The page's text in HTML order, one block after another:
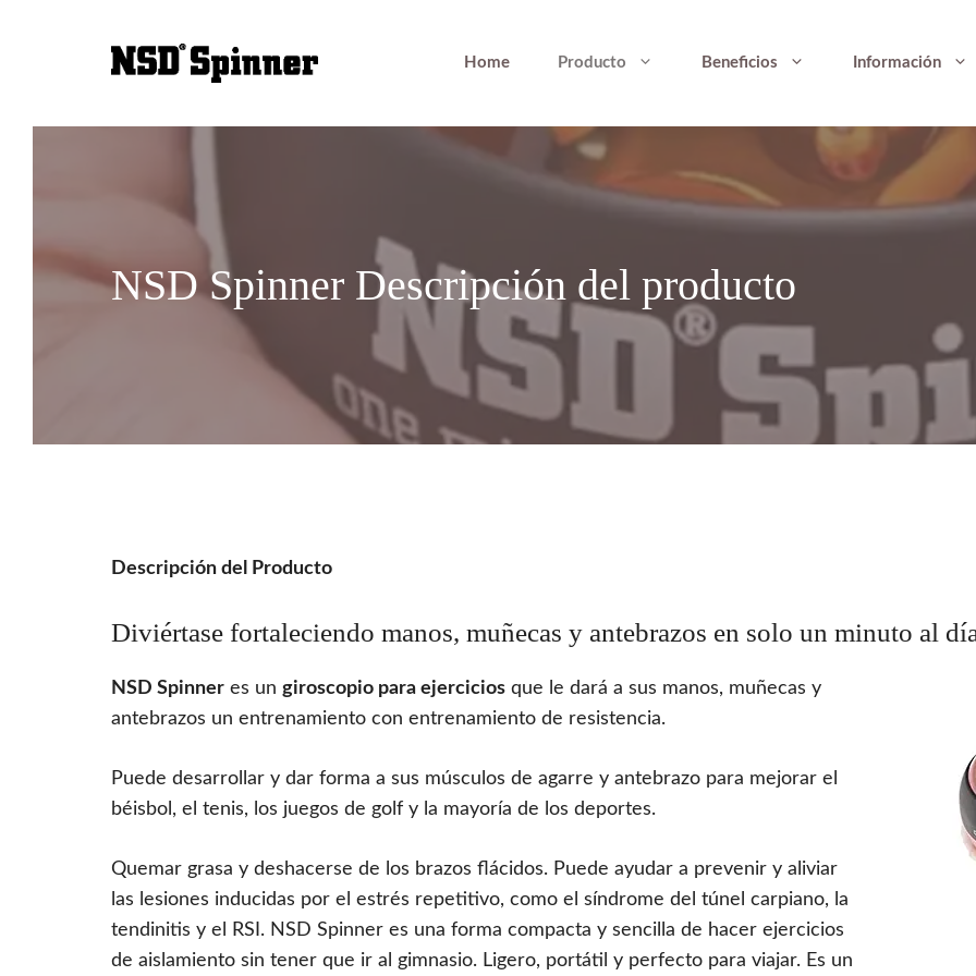
Home Producto Beneficios Información
NSD Spinner Descripción del producto
Descripción del Producto
Diviértase fortaleciendo manos, muñecas y antebrazos en solo un minuto al
NSD Spinner es un giroscopio para ejercicios que le dará a sus manos, muñecas y
antebrazos un entrenamiento con entrenamiento de resistencia.
Puede desarrollar y dar forma a sus músculos de agarre y antebrazo para mejorar el
béisbol, el tenis, los juegos de golf y la mayoría de los deportes.
Quemar grasa y deshacerse de los brazos flácidos. Puede ayudar a prevenir y aliviar
las lesiones inducidas por el estrés repetitivo, como el síndrome del túnel carpiano, la
tendinitis y el RSI. NSD Spinner es una forma compacta y sencilla de hacer ejercicios
de aislamiento sin tener que ir al gimnasio. Ligero, portátil y perfecto para viajar. Es un